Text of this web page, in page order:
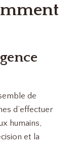
de
d’effectuer
humains,
et la